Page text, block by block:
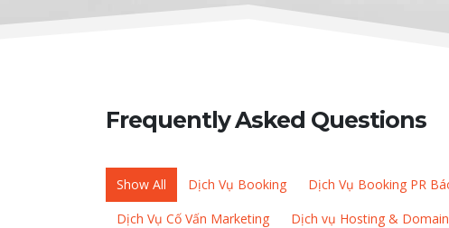
Frequently Asked Questions
Show All Dịch Vụ Booking Dịch Vụ Booking PR
Dịch Vụ Cố Vấn Marketing
Dịch vụ Hosting & Domain